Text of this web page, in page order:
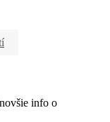
info o